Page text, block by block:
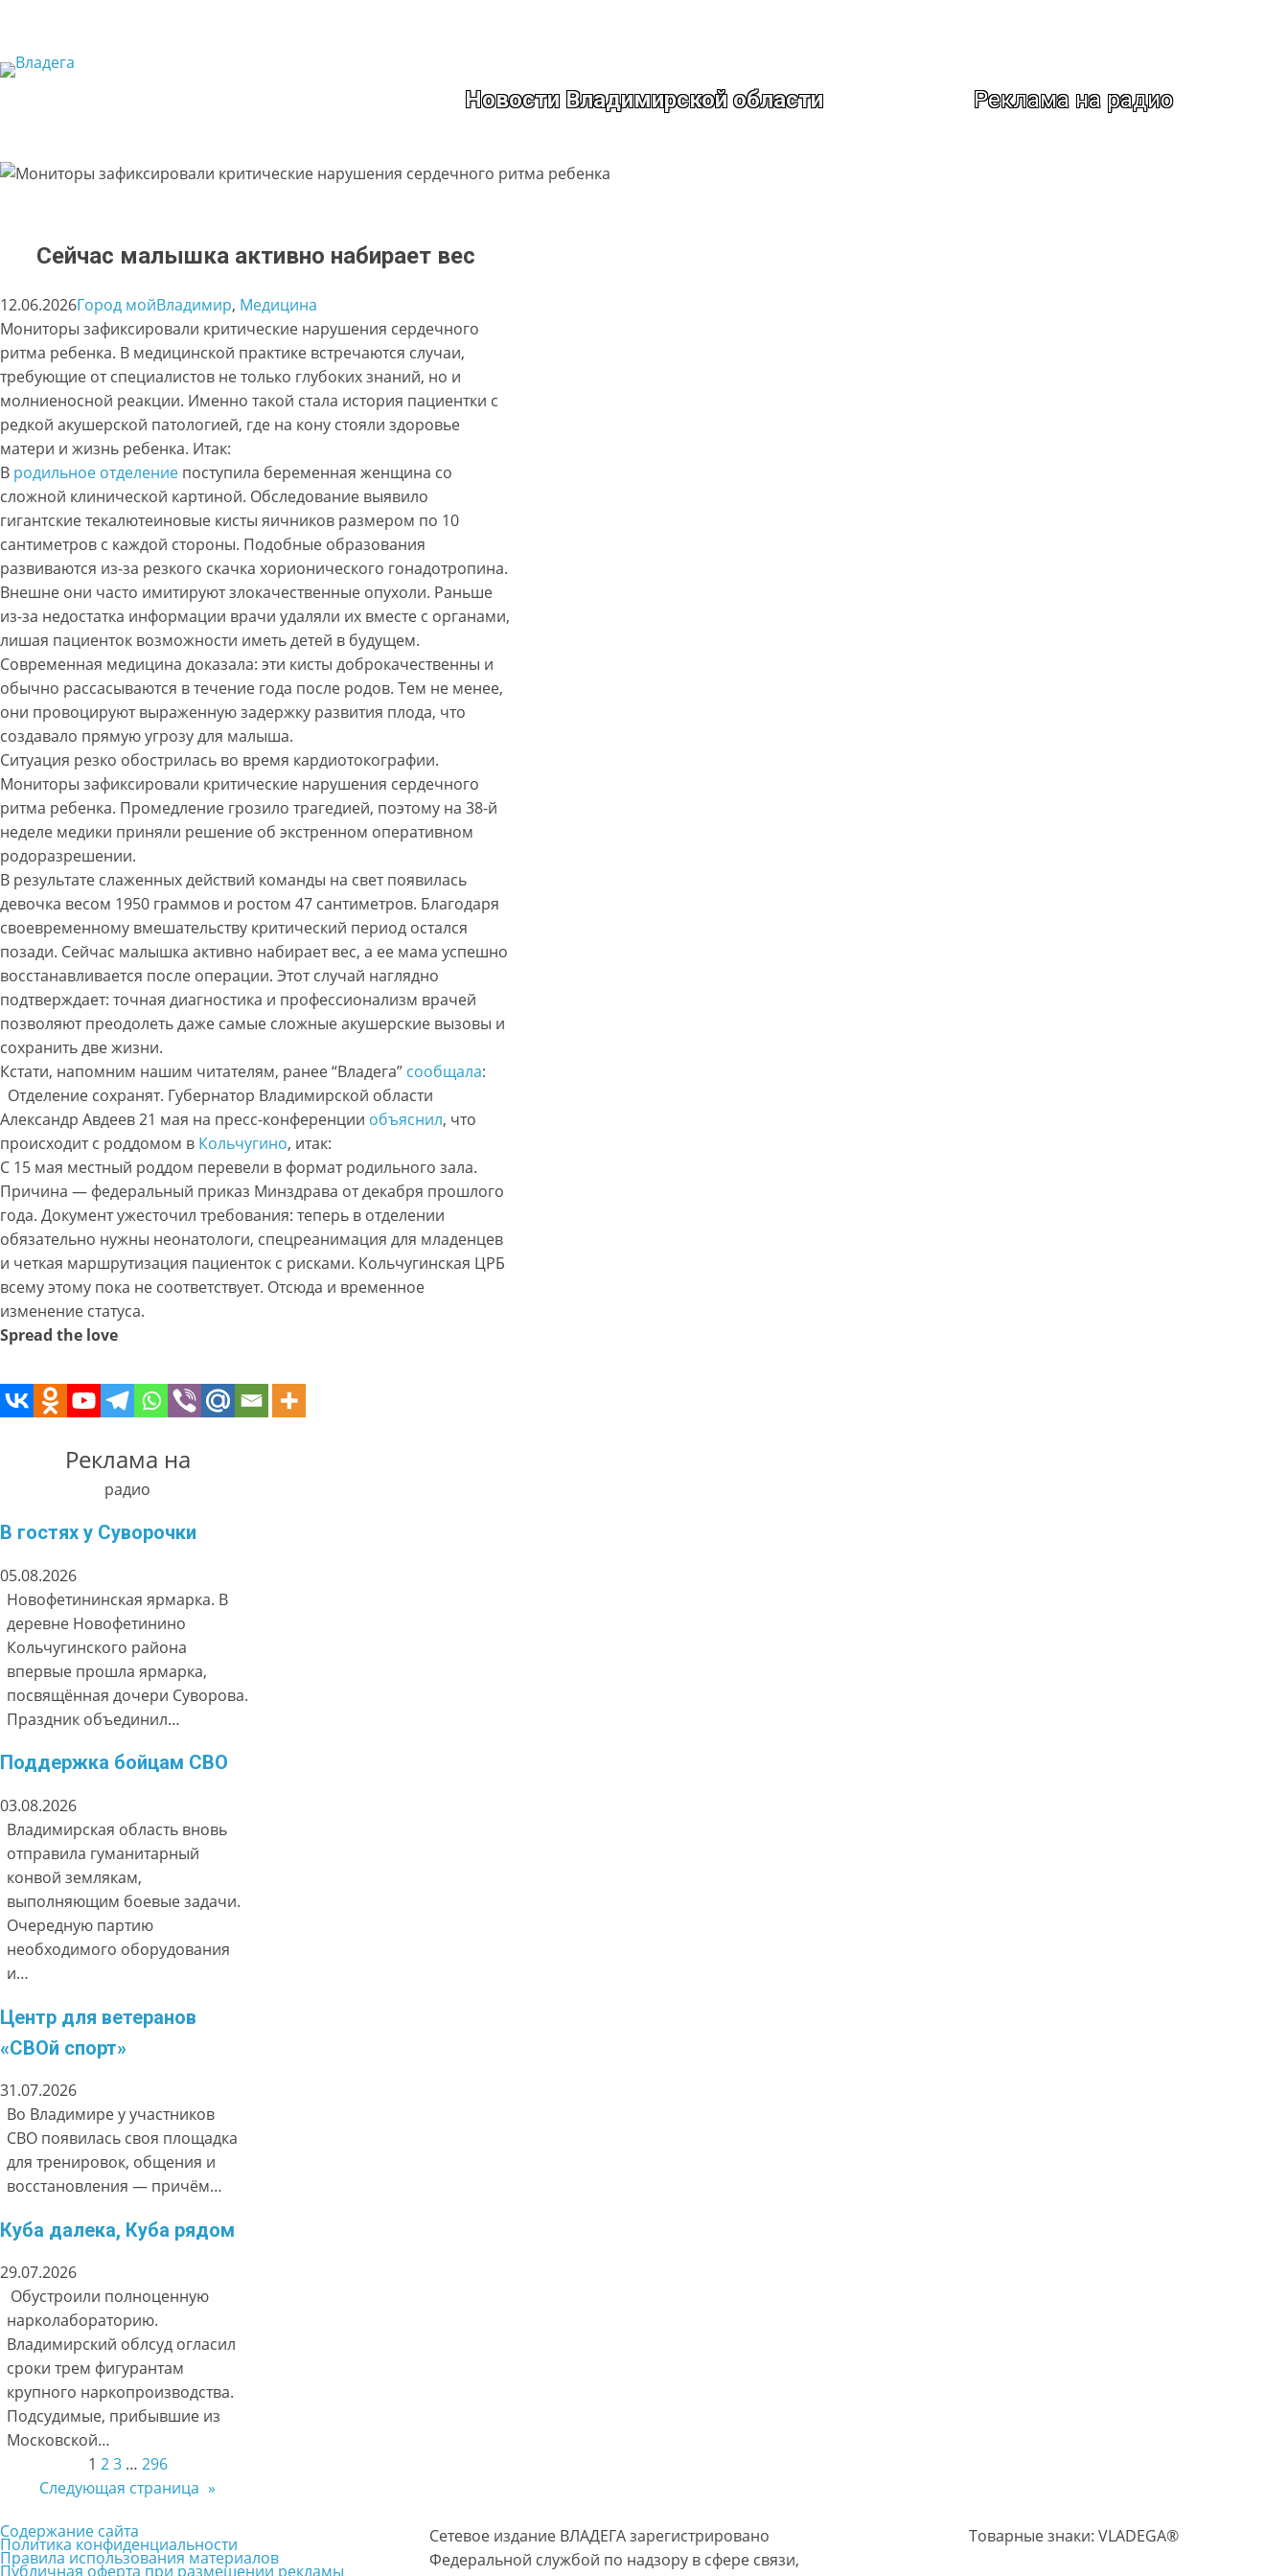
содержимому
Новости Владимирской области Реклама на радио
Сейчас малышка активно набирает вес
12.06.2026Город мойВладимир, Медицина
Мониторы зафиксировали критические нарушения сердечного
ритма ребенка. В медицинской практике встречаются случаи,
требующие от специалистов не только глубоких знаний, но и
молниеносной реакции. Именно такой стала история пациентки с
редкой акушерской патологией, где на кону стояли здоровье
матери и жизнь ребенка. Итак:
В родильное отделение поступила беременная женщина со
сложной клинической картиной. Обследование выявило
гигантские текалютеиновые кисты яичников размером по 10
сантиметров с каждой стороны. Подобные образования
развиваются из-за резкого скачка хорионического гонадотропина.
Внешне они часто имитируют злокачественные опухоли. Раньше
из-за недостатка информации врачи удаляли их вместе с органами,
лишая пациенток возможности иметь детей в будущем.
Современная медицина доказала: эти кисты доброкачественны и
обычно рассасываются в течение года после родов. Тем не менее,
они провоцируют выраженную задержку развития плода, что
создавало прямую угрозу для малыша.
Ситуация резко обострилась во время кардиотокографии.
Мониторы зафиксировали критические нарушения сердечного
ритма ребенка. Промедление грозило трагедией, поэтому на 38-й
неделе медики приняли решение об экстренном оперативном
родоразрешении.
В результате слаженных действий команды на свет появилась
девочка весом 1950 граммов и ростом 47 сантиметров. Благодаря
своевременному вмешательству критический период остался
позади. Сейчас малышка активно набирает вес, а ее мама успешно
восстанавливается после операции. Этот случай наглядно
подтверждает: точная диагностика и профессионализм врачей
позволяют преодолеть даже самые сложные акушерские вызовы и
сохранить две жизни.
Кстати, напомним нашим читателям, ранее “Владега” сообщала:
Отделение сохранят. Губернатор Владимирской области
Александр Авдеев 21 мая на пресс-конференции объяснил, что
происходит с роддомом в Кольчугино, итак:
С 15 мая местный роддом перевели в формат родильного зала.
Причина — федеральный приказ Минздрава от декабря прошлого
года. Документ ужесточил требования: теперь в отделении
обязательно нужны неонатологи, спецреанимация для младенцев
и четкая маршрутизация пациенток с рисками. Кольчугинская ЦРБ
всему этому пока не соответствует. Отсюда и временное
изменение статуса.
Spread the love
Реклама на
радио
В гостях у Суворочки
05.08.2026
Новофетининская ярмарка. В
деревне Новофетинино
Кольчугинского района
впервые прошла ярмарка,
посвящённая дочери Суворова.
Праздник объединил…
Поддержка бойцам СВО
03.08.2026
Владимирская область вновь
отправила гуманитарный
конвой землякам,
выполняющим боевые задачи.
Очередную партию
необходимого оборудования
и…
Центр для ветеранов
«СВОй спорт»
31.07.2026
Во Владимире у участников
СВО появилась своя площадка
для тренировок, общения и
восстановления — причём…
Куба далека, Куба рядом
29.07.2026
Обустроили полноценную
нарколабораторию.
Владимирский облсуд огласил
сроки трем фигурантам
крупного наркопроизводства.
Подсудимые, прибывшие из
Московской…
1 23 … 296
Следующая страница »
Содержание сайта
Политика конфиденциальности
Правила использования материалов
Публичная оферта при размещении рекламы
Сетевое издание ВЛАДЕГА зарегистрировано
Федеральной службой по надзору в сфере связи,
Товарные знаки: VLADEGA®